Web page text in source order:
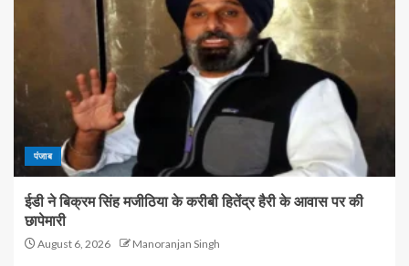
पंजाब
ईडी ने बिक्रम सिंह मजीठिया के करीबी हितेंद्र हैरी के आवास पर की
छापेमारी
August 6, 2026 Manoranjan Singh